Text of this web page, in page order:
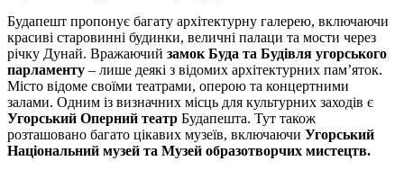
Будапешт пропонує багату архітектурну галерею, включаючи
красиві старовинні будинки, величні палаци та мости через
річку Дунай. Вражаючий замок Буда та Будівля угорського
парламенту – лише деякі з відомих архітектурних пам’яток.
Місто відоме своїми театрами, оперою та концертними
залами. Одним із визначних місць для культурних заходів є
Угорський Оперний театр Будапешта. Тут також
розташовано багато цікавих музеїв, включаючи Угорський
Національний музей та Музей образотворчих мистецтв.